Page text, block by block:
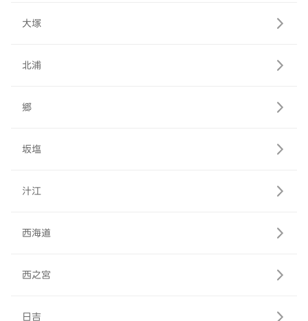
大塚
北浦
郷
坂塩
汁江
西海道
西之宮
日吉